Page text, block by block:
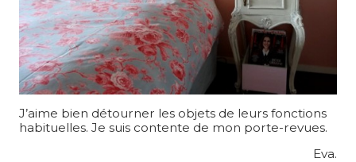
J’aime bien détourner les objets de leurs fonctions
habituelles. Je suis contente de mon porte-revues.
Eva.